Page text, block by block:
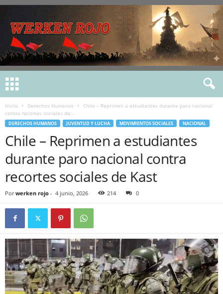
Inicio Derechos Humanos
Chile – Reprimen a estudiantes durante paro nacional
contra recortes sociales de...
DERECHOS HUMANOS JUVENTUD Y LUCHA MOVIMIENTOS SOCIALES NACIONAL
Chile – Reprimen a estudiantes
durante paro nacional contra
recortes sociales de Kast
Por werken rojo - 4 junio, 2026 214 0